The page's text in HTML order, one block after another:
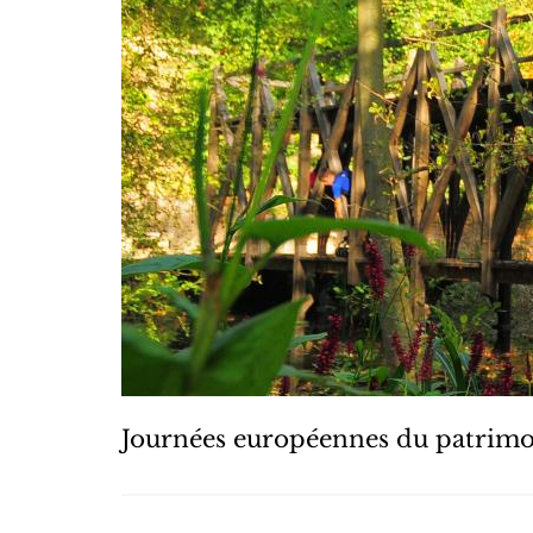
Journées européennes du